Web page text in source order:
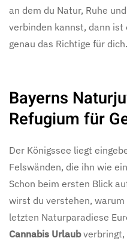
an dem du Natur, Ruhe
verbinden kannst, dann ist
genau das Richtige für dich.
Bayerns
Refugium für
Der Königssee liegt
Felswänden, die ihn wie
Schon beim ersten Blick
wirst du verstehen,
letzten Naturparadiese
Cannabis Urlaubverbringt,